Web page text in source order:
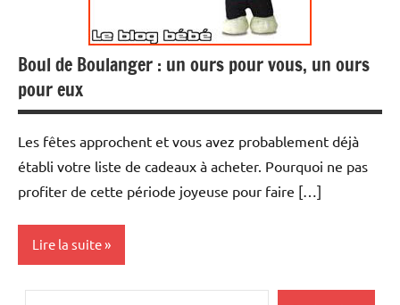
Boul de Boulanger : un ours pour vous, un ours
pour eux
Les fêtes approchent et vous avez probablement déjà
établi votre liste de cadeaux à acheter. Pourquoi ne pas
profiter de cette période joyeuse pour faire […]
Lire la suite